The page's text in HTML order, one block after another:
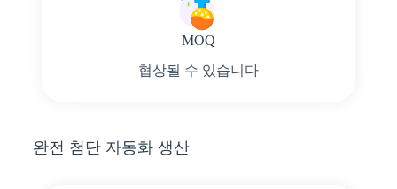
MOQ
협상될 수 있습니다
완전 첨단 자동화 생산